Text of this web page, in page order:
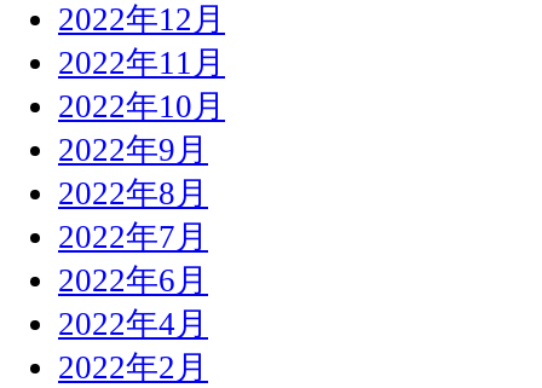
2022年12月
2022年11月
2022年10月
2022年9月
2022年8月
2022年7月
2022年6月
2022年4月
2022年2月